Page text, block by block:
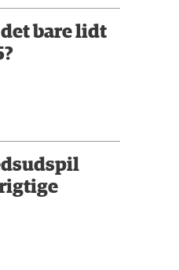
bare lidt